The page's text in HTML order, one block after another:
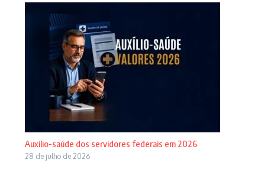
Auxílio-saúde dos servidores federais em 2026
28 de julho de 2026